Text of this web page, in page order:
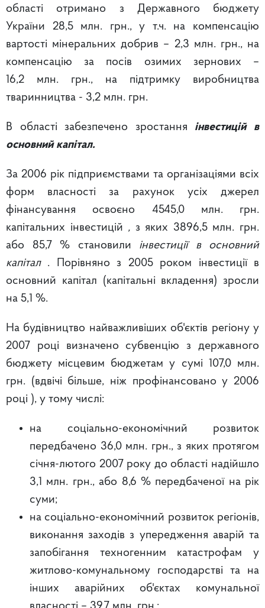
області отримано з Державного бюджету
України 28,5 млн. грн., у т.ч. на компенсацію
вартості мінеральних добрив – 2,3 млн. грн., на
компенсацію за посів озимих зернових –
16,2 млн. грн., на підтримку виробництва
тваринництва - 3,2 млн. грн.
В області забезпечено зростання інвестицій в
основний капітал.
За 2006 рік підприємствами та організаціями всіх
форм власності за рахунок усіх джерел
фінансування освоєно 4545,0 млн. грн.
капітальних інвестицій , з яких 3896,5 млн. грн.
або 85,7 % становили інвестиції в основний
капітал . Порівняно з 2005 роком інвестиції в
основний капітал (капітальні вкладення) зросли
на 5,1 %.
На будівництво найважливіших об'єктів регіону у
2007 році визначено субвенцію з державного
бюджету місцевим бюджетам у сумі 107,0 млн.
грн. (вдвічі більше, ніж профінансовано у 2006
році ), у тому числі:
на соціально-економічний розвиток
передбачено 36,0 млн. грн., з яких протягом
січня-лютого 2007 року до області надійшло
3,1 млн. грн., або 8,6 % передбаченої на рік
суми;
на соціально-економічний розвиток регіонів,
виконання заходів з упередження аварій та
запобігання техногенним катастрофам у
житлово-комунальному господарстві та на
інших аварійних об'єктах комунальної